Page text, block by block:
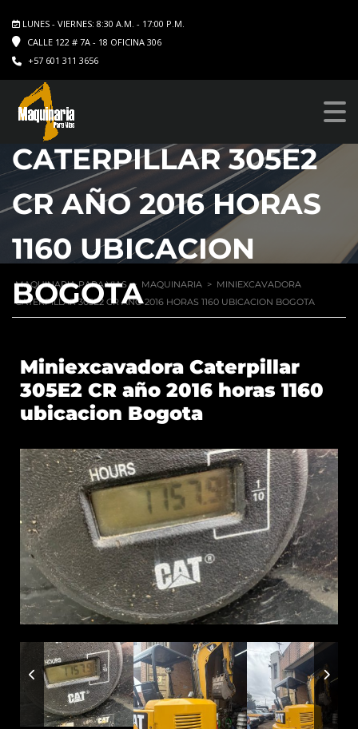
LUNES - VIERNES: 8:30 A.M. - 17:00 P.M.
CALLE 122 # 7A - 18 OFICINA 306
+57 601 311 3656
MINIEXCAVADORA
CATERPILLAR 305E2
CR AÑO 2016 HORAS
1160 UBICACION
BOGOTA
MAQUINARIA PARA VIAS > MAQUINARIA > MINIEXCAVADORA
CATERPILLAR 305E2 CR AÑO 2016 HORAS 1160 UBICACION BOGOTA
Miniexcavadora Caterpillar
305E2 CR año 2016 horas 1160
ubicacion Bogota